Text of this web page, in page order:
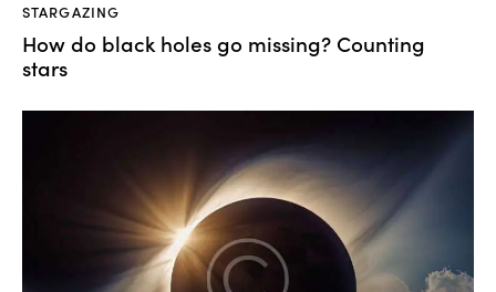
STARGAZING
How do black holes go missing? Counting
stars